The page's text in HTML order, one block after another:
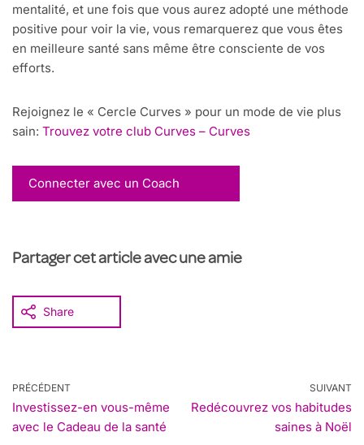
mentalité, et une fois que vous aurez adopté une méthode
positive pour voir la vie, vous remarquerez que vous êtes
en meilleure santé sans même être consciente de vos
efforts.
Rejoignez le « Cercle Curves » pour un mode de vie plus
sain: Trouvez votre club Curves – Curves
Connecter avec un Coach
Partager cet article avec une amie
Share
PRÉCÉDENT
Investissez-en vous-même
avec le Cadeau de la santé
SUIVANT
Redécouvrez vos habitudes
saines à Noël